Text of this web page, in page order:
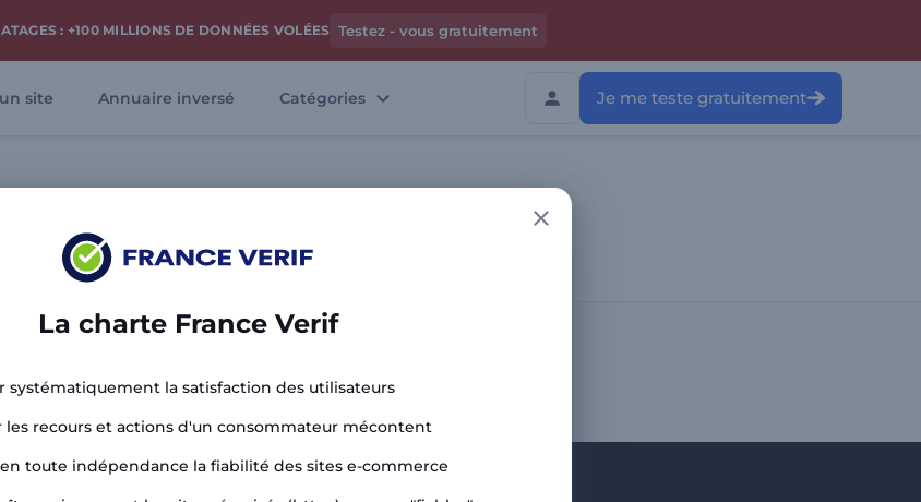
: +100 MILLIONS DE DONNÉES VOLÉES Testez - vous gratuitement
site Annuaire inversé Catégories Je me teste gratuitement
La charte France Verif
systématiquement la satisfaction des utilisateurs
les recours et actions d'un consommateur mécontent
toute indépendance la fiabilité des sites e-commerce